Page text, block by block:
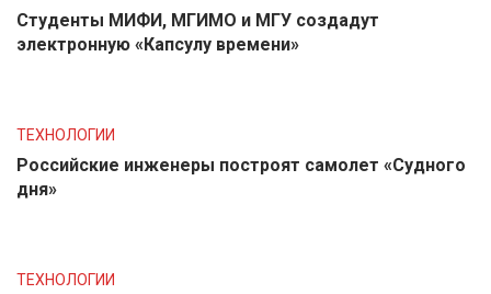
Студенты МИФИ, МГИМО и МГУ создадут
электронную «Капсулу времени»
ТЕХНОЛОГИИ
Российские инженеры построят самолет «Судного
дня»
ТЕХНОЛОГИИ